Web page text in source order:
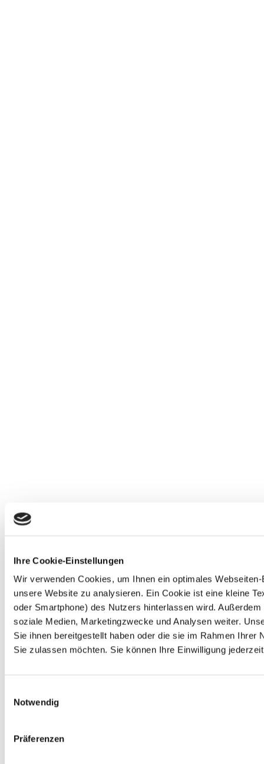
Ihre Cookie-Einstellungen
Wir verwenden Cookies, um Ihnen ein optimales
unsere Website zu analysieren. Ein Cookie ist eine kleine
oder Smartphone) des Nutzers hinterlassen wird.
soziale Medien, Marketingzwecke und Analysen weiter.
Sie ihnen bereitgestellt haben oder die sie im Rahmen
Sie zulassen möchten. Sie können Ihre Einwilligung
Notwendig
Präferenzen